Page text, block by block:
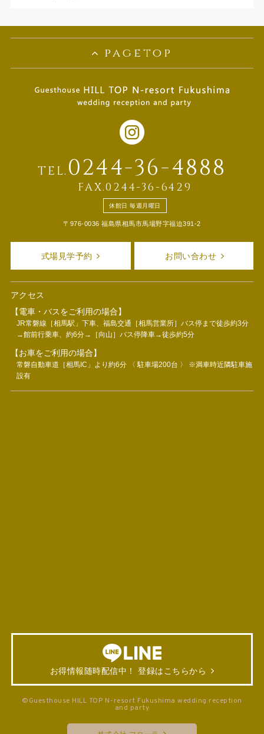
pagetop
TEL. 0244-36-4888
FAX.0244-36-6429
休館日 毎週月曜日
〒976-0036 福島県相馬市馬場野字福迫391-2
式場見学予約 お問い合わせ
アクセス
【電車・バスをご利用の場合】
JR常磐線［相馬駅」下車、福島交通［相馬営業所］バス停まで徒歩約3分
→館前行乗車、約6分→［向山］バス停降車→徒歩約5分
【お車をご利用の場合】
常磐自動車道［相馬IC」より約6分 〈 駐車場200台 〉 ※満車時近隣駐車施
設有
お得情報随時配信中！ 登録はこちらから
©Guesthouse HILL TOP N-resort Fukushima wedding reception
and party